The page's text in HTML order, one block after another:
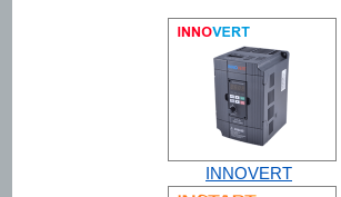
INNOVERT